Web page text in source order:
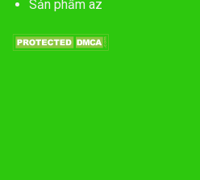
Sản phẩm az